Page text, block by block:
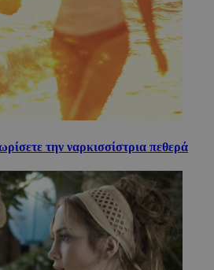
την ναρκισσίστρια πεθερά